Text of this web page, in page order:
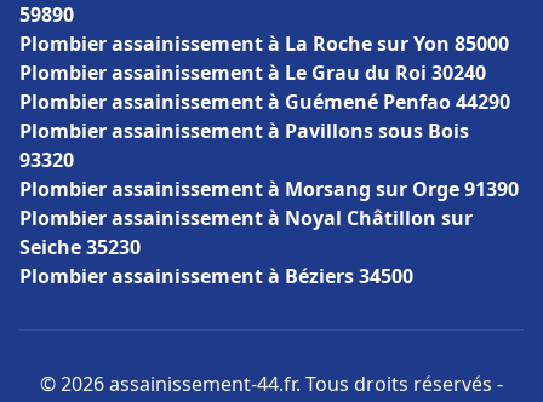
59890
Plombier assainissement à La Roche sur Yon 85000
Plombier assainissement à Le Grau du Roi 30240
Plombier assainissement à Guémené Penfao 44290
Plombier assainissement à Pavillons sous Bois
93320
Plombier assainissement à Morsang sur Orge 91390
Plombier assainissement à Noyal Châtillon sur
Seiche 35230
Plombier assainissement à Béziers 34500
© 2026 assainissement-44.fr. Tous droits réservés -